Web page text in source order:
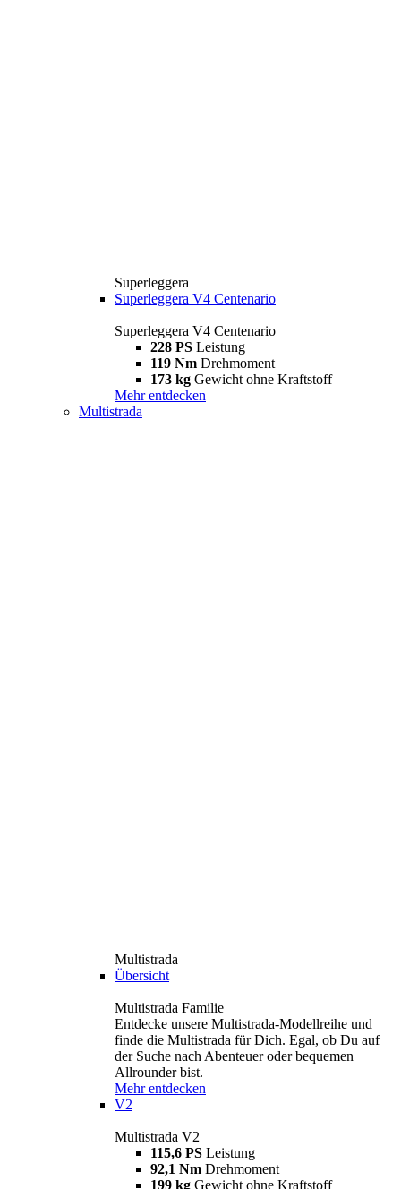
Superleggera
Superleggera V4 Centenario
Superleggera V4 Centenario
228 PS Leistung
119 Nm Drehmoment
173 kg Gewicht ohne Kraftstoff
Mehr entdecken
Multistrada
Multistrada
Übersicht
Multistrada Familie
Entdecke unsere Multistrada-Modellreihe und
finde die Multistrada für Dich. Egal, ob Du auf
der Suche nach Abenteuer oder bequemen
Allrounder bist.
Mehr entdecken
V2
Multistrada V2
115,6 PS Leistung
92,1 Nm Drehmoment
199 kg Gewicht ohne Kraftstoff